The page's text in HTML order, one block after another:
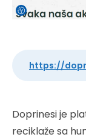
https://
Doprinesi je
reciklaže sa